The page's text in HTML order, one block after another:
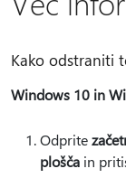
Kako odstraniti
Windows 10 in
Odprite
plošča in